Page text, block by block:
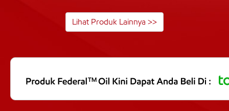
Lihat Produk Lainnya >>